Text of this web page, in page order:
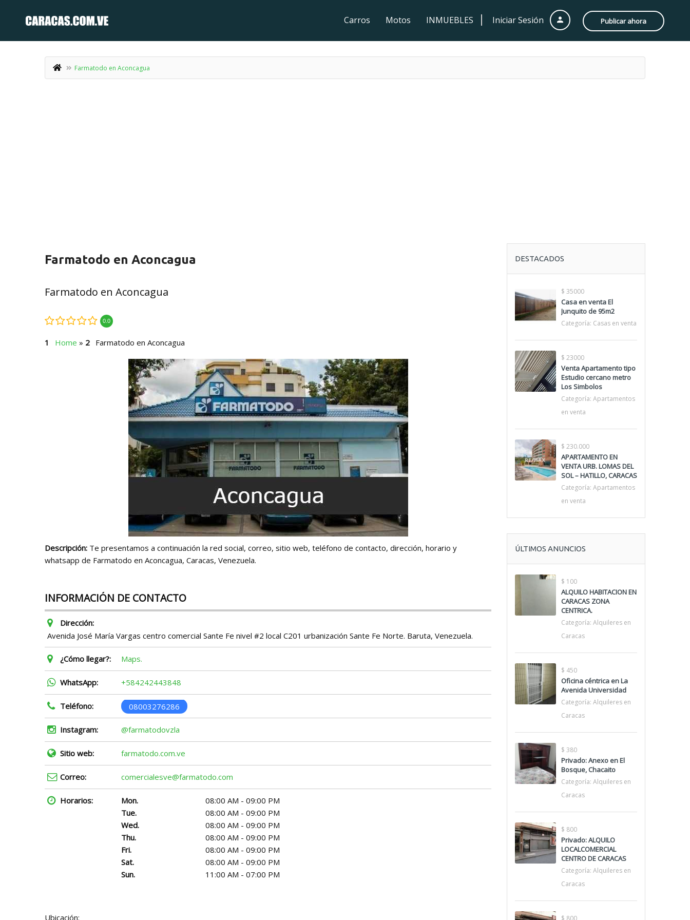
Iniciar Sesión Publicar ahora
Carros Motos INMUEBLES
Farmatodo en Aconcagua
Farmatodo en Aconcagua
Farmatodo en Aconcagua
0.0
Home » Farmatodo en Aconcagua
Descripción: Te presentamos a continuación la red social, correo, sitio web, teléfono de contacto, dirección, horario y
whatsapp de Farmatodo en Aconcagua, Caracas, Venezuela.
INFORMACIÓN DE CONTACTO
Dirección:
Avenida José María Vargas centro comercial Sante Fe nivel #2 local C201 urbanización Sante Fe Norte. Baruta, Venezuela.
¿Cómo llegar?: Maps.
WhatsApp: +584242443848
Teléfono: 08003276286
Instagram: @farmatodovzla
Sitio web: farmatodo.com.ve
Correo: comercialesve@farmatodo.com
Horarios: Mon.
08:00 AM - 09:00 PM
Tue.
08:00 AM - 09:00 PM
Wed.
08:00 AM - 09:00 PM
Thu.
08:00 AM - 09:00 PM
Fri.
08:00 AM - 09:00 PM
Sat.
08:00 AM - 09:00 PM
Sun.
11:00 AM - 07:00 PM
Ubicación:
DESTACADOS
$ 35000
Casa en venta El
Junquito de 95m2
Categoría: Casas en venta
$ 23000
Venta Apartamento tipo
Estudio cercano metro
Los Simbolos
Categoría: Apartamentos
en venta
$ 230.000
APARTAMENTO EN
VENTA URB. LOMAS DEL
SOL – HATILLO, CARACAS
Categoría: Apartamentos
en venta
ÚLTIMOS ANUNCIOS
$ 100
ALQUILO HABITACION EN
CARACAS ZONA
CENTRICA.
Categoría: Alquileres en
Caracas
$ 450
Oficina céntrica en La
Avenida Universidad
Categoría: Alquileres en
Caracas
$ 380
Privado: Anexo en El
Bosque, Chacaito
Categoría: Alquileres en
Caracas
$ 800
Privado: ALQUILO
LOCALCOMERCIAL
CENTRO DE CARACAS
Categoría: Alquileres en
Caracas
$ 800